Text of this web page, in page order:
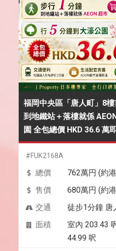
福岡中央區「唐人町」8
到地鐵站＋落樓就係
園 全包總價 HKD 36.6 萬
#FUK2168A
總價
762萬円 (約
售價
680萬円 (約
交通
徒步1分鐘 唐
面積
室內 203.43
44.99 呎